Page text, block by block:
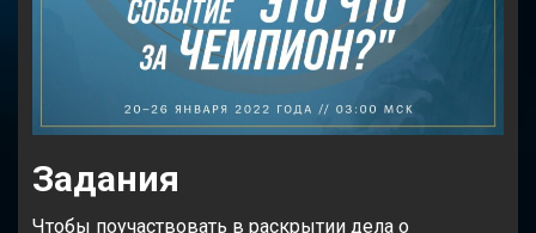
Задания
Чтобы поучаствовать в раскрытии дела о